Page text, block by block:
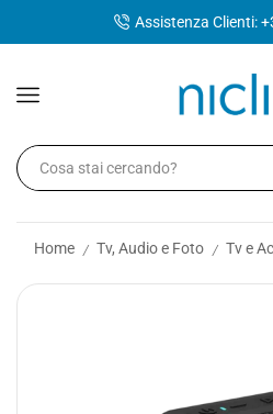
Assistenza Clienti:
Home / Tv, Audio e Foto / Tv e